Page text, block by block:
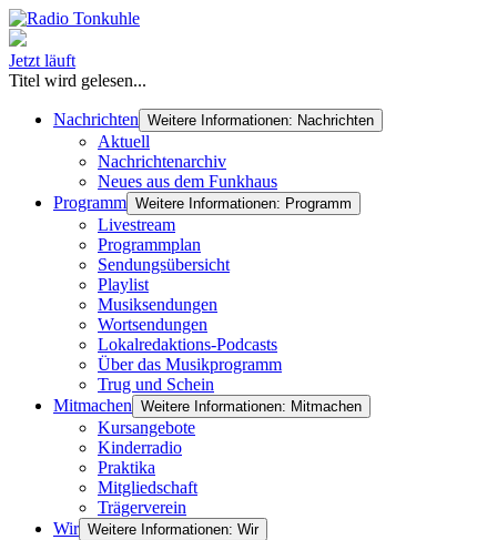
Jetzt läuft
Titel wird gelesen...
Nachrichten Weitere Informationen: Nachrichten
Aktuell
Nachrichtenarchiv
Neues aus dem Funkhaus
Programm Weitere Informationen: Programm
Livestream
Programmplan
Sendungsübersicht
Playlist
Musiksendungen
Wortsendungen
Lokalredaktions-Podcasts
Über das Musikprogramm
Trug und Schein
Mitmachen Weitere Informationen: Mitmachen
Kursangebote
Kinderradio
Praktika
Mitgliedschaft
Trägerverein
Wir Weitere Informationen: Wir